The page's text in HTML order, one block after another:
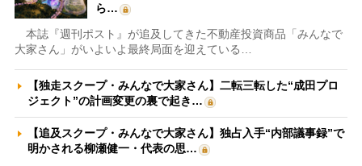
ら…
本誌『週刊ポスト』が追及してきた不動産投資商品「みんなで
大家さん」がいよいよ最終局面を迎えている…
【独走スクープ・みんなで大家さん】二転三転した“成田プロ
ジェクト”の計画変更の裏で起き…
【追及スクープ・みんなで大家さん】独占入手“内部議事録”で
明かされる柳瀬健一・代表の思…